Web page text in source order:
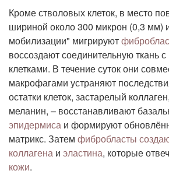
Кроме стволовых клеток, в место
шириной около 300 микрон (0,3 мм)
мобилизации" мигрируют
воссоздают соединительную
клетками. В течение суток они
макрофагами устраняют
остатки клеток, застарелый
меланин, – восстанавливают
эпидермиса и формируют
матрикс. Затем фибробласты
коллагена и эластина, которые
кожи.